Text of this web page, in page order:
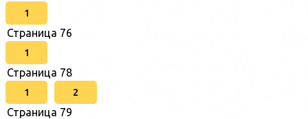
1
Страница 76
1
Страница 78
1 2
Страница 79